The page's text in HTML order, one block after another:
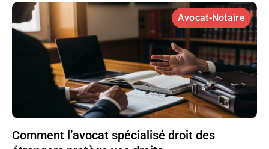
Avocat-Notaire
Comment l’avocat spécialisé droit des